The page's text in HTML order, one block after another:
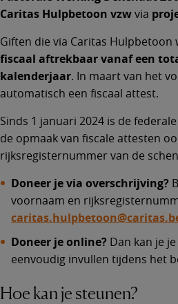
Caritas Hulpbetoon vzwvia
Giften die via Caritas Hulpbetoon
fiscaal aftrekbaar vanaf een
kalenderjaar. In maart van het
automatisch een fiscaal attest.
Sinds 1 januari 2024 is de
de opmaak van fiscale attesten
rijksregisternummer van de
Doneer je via overschrijving?
voornaam en
Doneer je online? Dan kan je
eenvoudig invullen tijdens het
Hoe kan je steunen?